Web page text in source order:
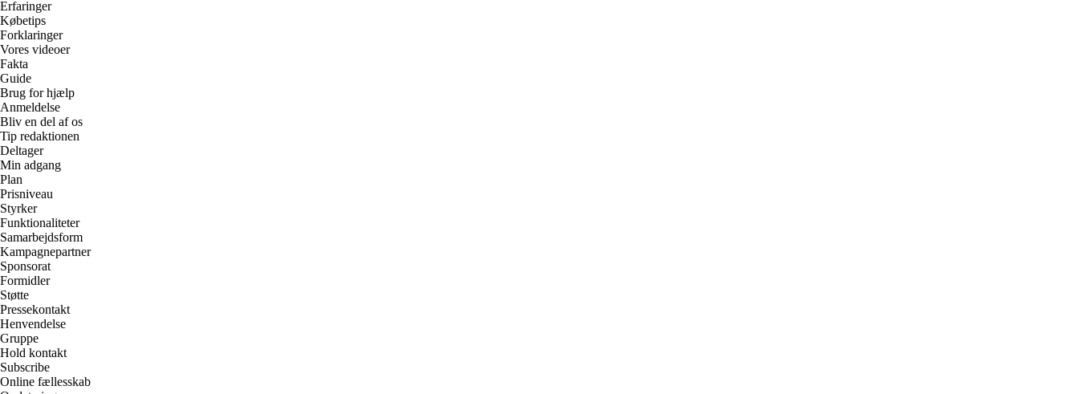
Erfaringer
Købetips
Forklaringer
Vores videoer
Fakta
Guide
Brug for hjælp
Anmeldelse
Bliv en del af os
Tip redaktionen
Deltager
Min adgang
Plan
Prisniveau
Styrker
Funktionaliteter
Samarbejdsform
Kampagnepartner
Sponsorat
Formidler
Støtte
Pressekontakt
Henvendelse
Gruppe
Hold kontakt
Subscribe
Online fællesskab